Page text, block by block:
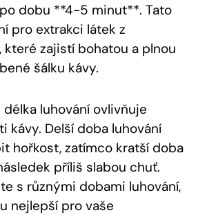
dobu **4-5 minut**. Tato
pro extrakci látek z
které zajistí bohatou a plnou
šálku kávy.
délka luhování ovlivňuje
kávy. Delší doba luhování
hořkost, zatímco kratší doba
příliš slabou chuť.
s různými dobami luhování,
nejlepší pro vaše